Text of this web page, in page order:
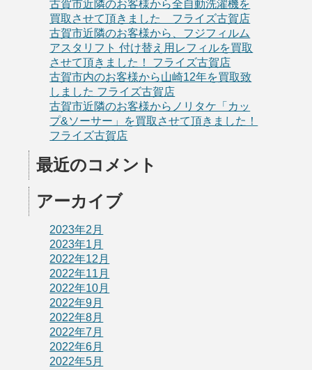
古賀市近隣のお客様から全自動洗濯機を
買取させて頂きました フライズ古賀店
古賀市近隣のお客様から、フジフィルム
アスタリフト 付け替え用レフィルを買取
させて頂きました！ フライズ古賀店
古賀市内のお客様から山崎12年を買取致
しました フライズ古賀店
古賀市近隣のお客様からノリタケ「カッ
プ&ソーサー」を買取させて頂きました！
フライズ古賀店
最近のコメント
アーカイブ
2023年2月
2023年1月
2022年12月
2022年11月
2022年10月
2022年9月
2022年8月
2022年7月
2022年6月
2022年5月